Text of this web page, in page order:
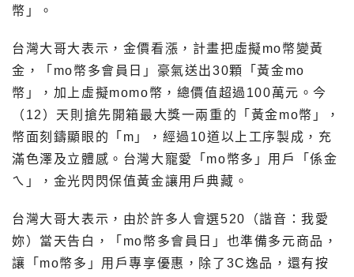
幣」。
台灣大哥大表示，金價看漲，計畫把虛擬mo幣變黃
金，「mo幣多會員日」豪氣送出30顆「黃金mo
幣」，加上虛擬momo幣，總價值超過100萬元。今
（12）天則搶先開箱最大獎一兩重的「黃金mo幣」，
幣面刻鑄顯眼的「m」，經過10道以上工序製成，充
滿色澤及立體感。台灣大寵愛「mo幣多」用戶「係金
ㄟ」，金光閃閃保值黃金讓用戶典藏。
台灣大哥大表示，由於許多人會選520（諧音：我愛
妳）當天告白，「mo幣多會員日」也準備多元商品，
讓「mo幣多」用戶專享優惠，除了3C逸品，還有按